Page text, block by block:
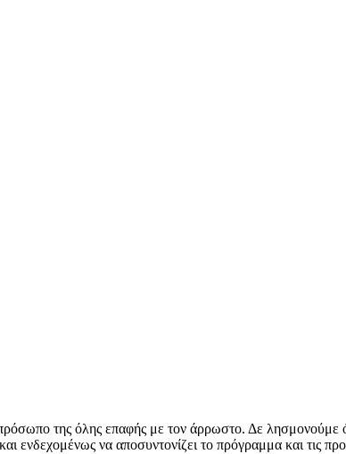
της όλης επαφής με τον άρρωστο. Δε λησμονούμε
ενδεχομένως να αποσυντονίζει το πρόγραμμα και τις